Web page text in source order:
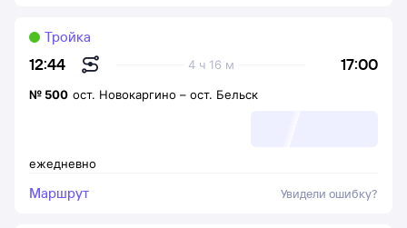
12:44 17:00
4 ч 16 м
Тройка
ежедневно
№ 500 ост. Новокаргино – ост. Бельск
Маршрут Увидели ошибку?